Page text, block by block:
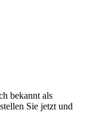
bekannt als
Sie jetzt und